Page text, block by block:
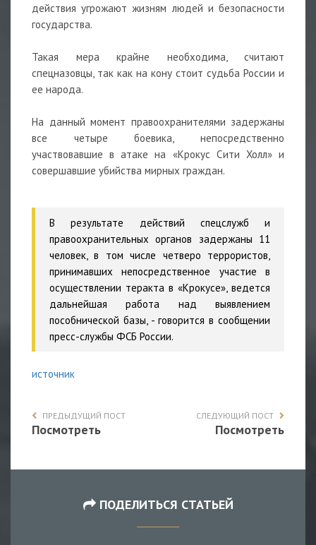
действия угрожают жизням людей и безопасности
государства.
Такая мера крайне необходима, считают
спецназовцы, так как на кону стоит судьба России и
ее народа.
На данный момент правоохранителями задержаны
все четыре боевика, непосредственно
участвовавшие в атаке на «Крокус Сити Холл» и
совершавшие убийства мирных граждан.
В результате действий спецслужб и
правоохранительных органов задержаны 11
человек, в том числе четверо террористов,
принимавших непосредственное участие в
осуществлении теракта в «Крокусе», ведется
дальнейшая работа над выявлением
пособнической базы, - говорится в сообщении
пресс-службы ФСБ России.
источник
ПРЕДЫДУЩИЙ ПОСТ
Посмотреть
СЛЕДУЮЩИЙ ПОСТ
Посмотреть
ПОДЕЛИТЬСЯ СТАТЬЕЙ